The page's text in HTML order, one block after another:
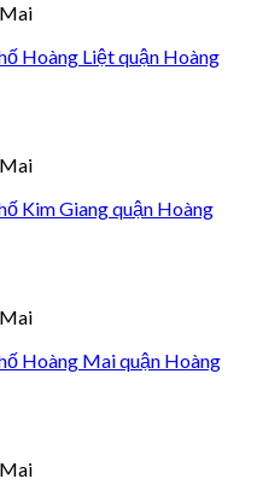
Hoàng Liệt quận Hoàng
Kim Giang quận Hoàng
Hoàng Mai quận Hoàng